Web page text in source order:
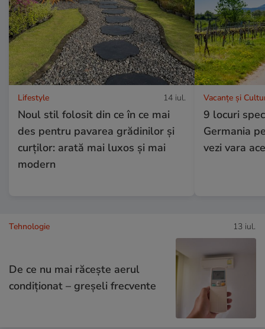
Lifestyle 14 iul.
Noul stil folosit din ce în ce mai
des pentru pavarea grădinilor și
curților: arată mai luxos și mai
modern
Vacanțe și
9 locuri
Germania
vezi vara
Tehnologie 13 iul.
De ce nu mai răcește aerul
condiționat – greșeli frecvente